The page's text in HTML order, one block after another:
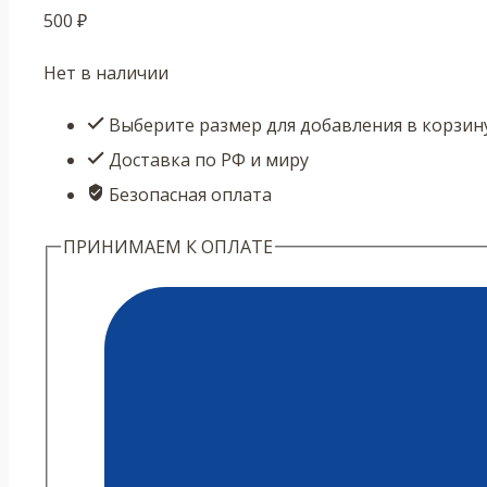
500 ₽
Нет в наличии
Выберите размер для добавления в
Доставка по РФ и миру
Безопасная оплата
ПРИНИМАЕМ К ОПЛАТЕ